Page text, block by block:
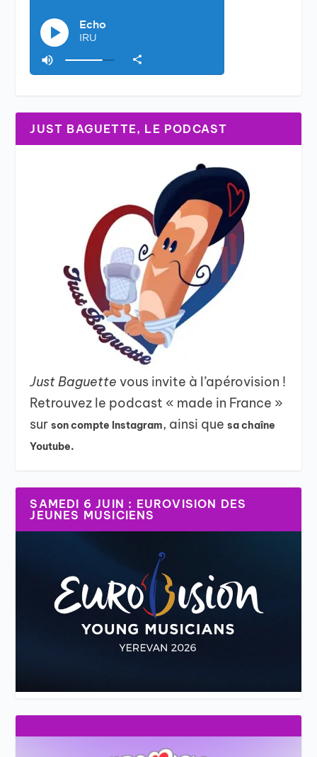
JUST BAGUETTE, LE PODCAST
Just Baguettevous invite à l’apérovision !
Retrouvez le podcast « made in France »
surson compte Instagram, ainsi quesa chaîne
Youtube.
SAMEDI 6 JUIN : EUROVISION DES
JEUNES MUSICIENS